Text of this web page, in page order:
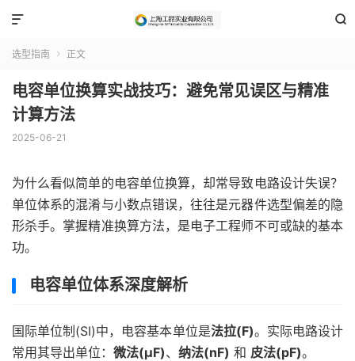


选型指南  正文
电容单位换算实战技巧：避免常见误区与精准
计算方法
2025-06-21
为什么看似简单的电容单位换算，却常导致电路设计失误？
单位体系的混淆与小数点错误，往往是元器件选型偏差的隐
形杀手。掌握精准换算方法，是电子工程师不可或缺的基本
功。
电容单位体系深度解析
国际单位制(SI)中，电容基本单位是法拉(F)。实际电路设计
常用其导出单位： 微法(μF)、 纳法(nF) 和 皮法(pF)。